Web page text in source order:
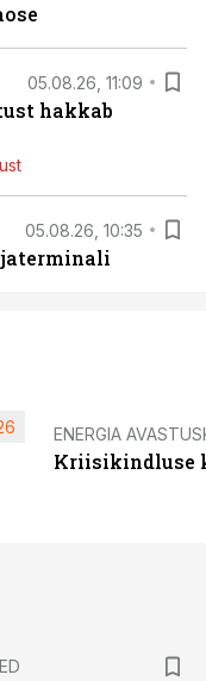
05.08.26, 11:09
hakkab
05.08.26, 10:35
ENERGIA
Kriisikindluse